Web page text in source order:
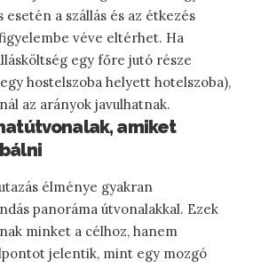
esetén a szállás és az étkezés
véve eltérhet. Ha
egy főre jutó része
hostelszoba helyett hotelszoba),
az arányok javulhatnak.
amiket
élménye gyakran
panoráma útvonalakkal. Ezek
minket a célhoz, hanem
jelentik, mint egy mozgó